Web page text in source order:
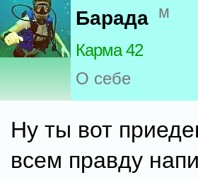
Барада м
Карма 42
О себе
Ну ты вот
всем правду